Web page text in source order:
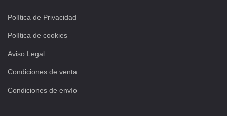
Política de Privacidad
Política de cookies
Aviso Legal
Condiciones de venta
Condiciones de envío